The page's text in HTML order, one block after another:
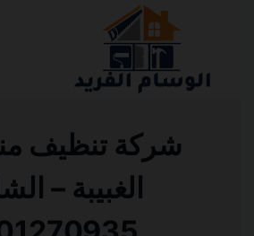
شركة تنظيف
الغبيبة –